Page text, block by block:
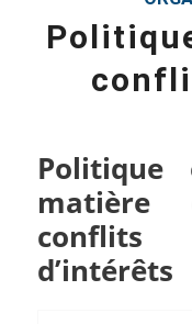
Politique
matière
conflits
d’intérêts